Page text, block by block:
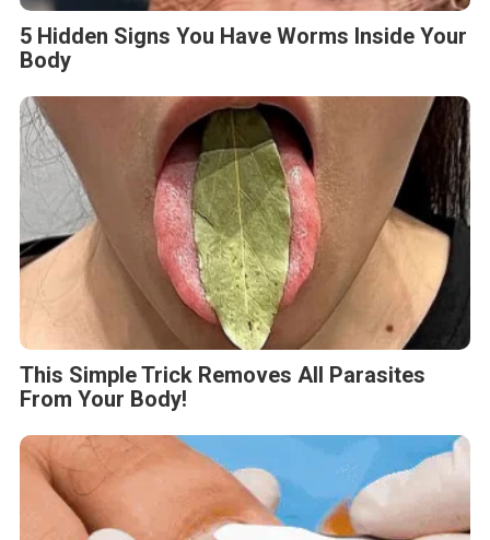
5 Hidden Signs You Have Worms Inside Your
Body
This Simple Trick Removes All Parasites
From Your Body!